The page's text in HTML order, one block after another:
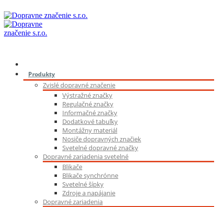
Produkty
Zvislé dopravné značenie
Výstražné značky
Regulačné značky
Informačné značky
Dodatkové tabuľky
Montážny materiál
Nosiče dopravných značiek
Svetelné dopravné značky
Dopravné zariadenia svetelné
Blikače
Blikače synchrónne
Svetelné šípky
Zdroje a napájanie
Dopravné zariadenia